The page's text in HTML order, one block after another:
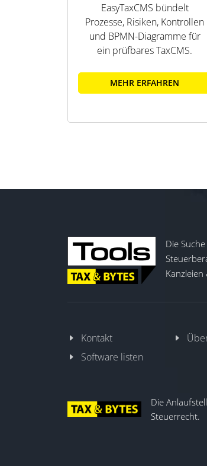
EasyTaxCMS bündelt
Prozesse, Risiken, Kontrollen
und BPMN-Diagramme für
ein prüfbares TaxCMS.
MEHR ERFAHREN
Die
Kontakt
Software listen
Die
Steuerrecht.